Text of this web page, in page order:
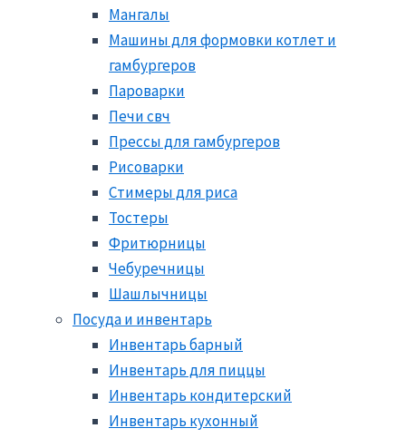
Мангалы
Машины для формовки котлет и
гамбургеров
Пароварки
Печи свч
Прессы для гамбургеров
Рисоварки
Стимеры для риса
Тостеры
Фритюрницы
Чебуречницы
Шашлычницы
Посуда и инвентарь
Инвентарь барный
Инвентарь для пиццы
Инвентарь кондитерский
Инвентарь кухонный